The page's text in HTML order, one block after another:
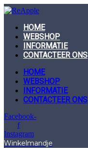
Skip
to
contentHOME
WEBSHOP
INFORMATIE
CONTACTEER ONS
HOME
WEBSHOP
INFORMATIE
CONTACTEER ONS
Facebook-
f
Instagram
Winkelmandje